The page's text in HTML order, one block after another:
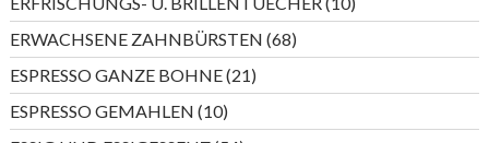
Produkte
ERWACHSENE ZAHNBÜRSTEN 6868
Produkte
ESPRESSO GANZE BOHNE 2121
Produkte
ESPRESSO GEMAHLEN 1010
Produkte